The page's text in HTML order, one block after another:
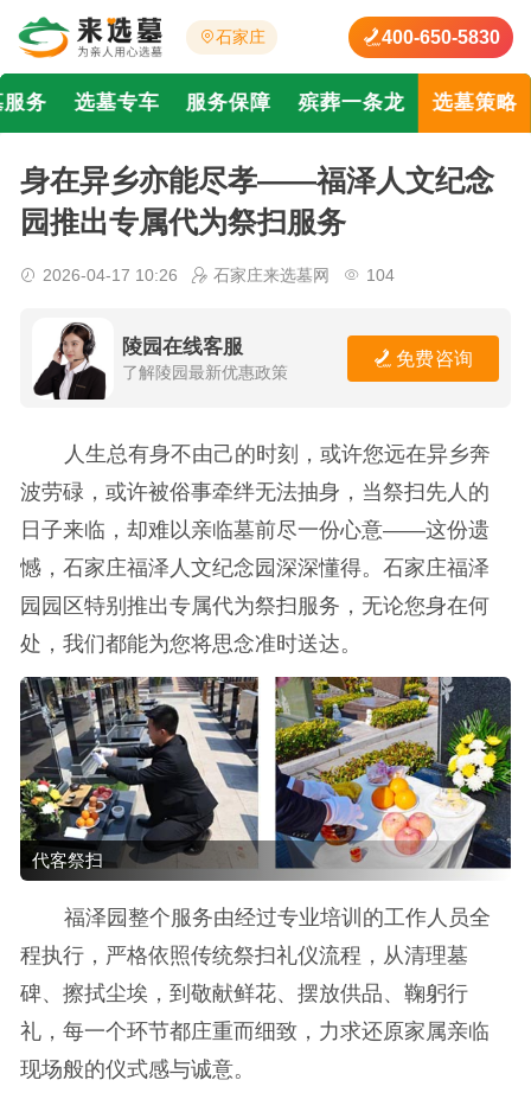
石家庄 400-650-5830
务 选墓专车 服务保障 殡葬一条龙 选墓策略
身在异乡亦能尽孝——福泽人文纪念
园推出专属代为祭扫服务
2026-04-17 10:26 石家庄来选墓网 104
陵园在线客服
了解陵园最新优惠政策
免费咨询
人生总有身不由己的时刻，或许您远在异乡奔
波劳碌，或许被俗事牵绊无法抽身，当祭扫先人的
日子来临，却难以亲临墓前尽一份心意——这份遗
憾，石家庄福泽人文纪念园深深懂得。石家庄福泽
园园区特别推出专属代为祭扫服务，无论您身在何
处，我们都能为您将思念准时送达。
代客祭扫
福泽园整个服务由经过专业培训的工作人员全
程执行，严格依照传统祭扫礼仪流程，从清理墓
碑、擦拭尘埃，到敬献鲜花、摆放供品、鞠躬行
礼，每一个环节都庄重而细致，力求还原家属亲临
现场般的仪式感与诚意。